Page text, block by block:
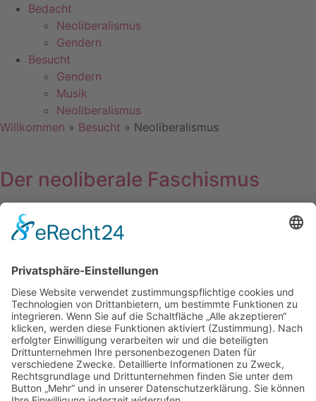
Bedacht
Neoliberalismus
Gendern
Besucht
Gendern
Musik
Neoliberalismus
Willkommen » Besucht » Neoliberalismus
Der neoliberale Faschismus
Mont Pèlerin Society (Artikel) – der-neoliberale-
staatstreichs Webseite! (jimdofree.com) Dieser Artikel gibt
findet
Weiterlesen »
2. März 2023
Der neoliberale Staatsstreich
Neoliberalismus – Diktatur der freien Märkte – der-